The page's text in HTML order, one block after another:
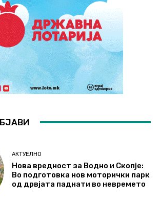
АКТУЕЛНО
Нова вредност за Водно и Скопје:
Во подготовка нов моторички парк
од дрвјата паднати во невремето